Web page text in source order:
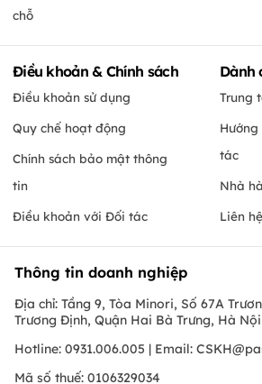
chỗ
Điều khoản & Chính sách
Điều khoản sử dụng
Quy chế hoạt động
Chính sách bảo mật thông
tin
Điều khoản với Đối tác
Dành
Trung
tác
Nhà
Liên
Thông tin doanh nghiệp
Địa chỉ: Tầng 9, Tòa Minori, Số 67A
Trương Định, Quận Hai Bà Trưng, Hà Nội
Hotline: 0931.006.005 | Email:
Mã số thuế: 0106329034